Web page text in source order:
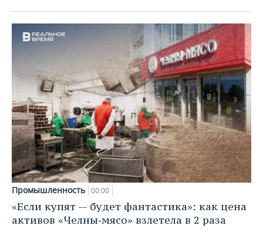
Промышленность 00:00
«Если купят — будет фантастика»: как цена
активов «Челны‑мясо» взлетела в 2 раза